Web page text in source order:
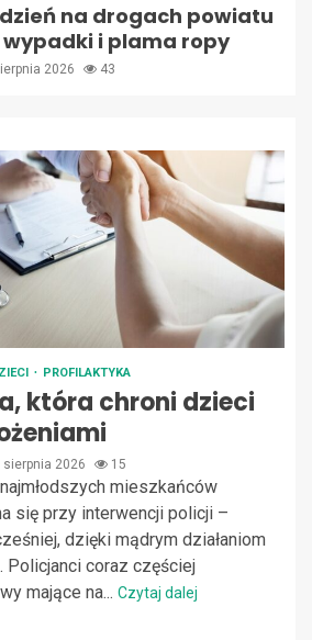
na drogach powiatu
wypadki i plama ropy
2026 43
PROFILAKTYKA
która chroni dzieci
sierpnia 2026 15
mieszkańców
się przy interwencji policji –
dzięki mądrym działaniom
Policjanci coraz częściej
mające na... Czytaj dalej